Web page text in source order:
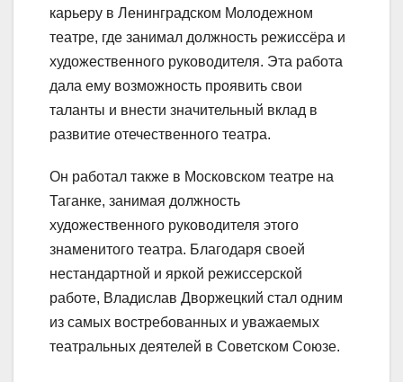
карьеру в Ленинградском Молодежном
театре, где занимал должность режиссёра и
художественного руководителя. Эта работа
дала ему возможность проявить свои
таланты и внести значительный вклад в
развитие отечественного театра.
Он работал также в Московском театре на
Таганке, занимая должность
художественного руководителя этого
знаменитого театра. Благодаря своей
нестандартной и яркой режиссерской
работе, Владислав Дворжецкий стал одним
из самых востребованных и уважаемых
театральных деятелей в Советском Союзе.